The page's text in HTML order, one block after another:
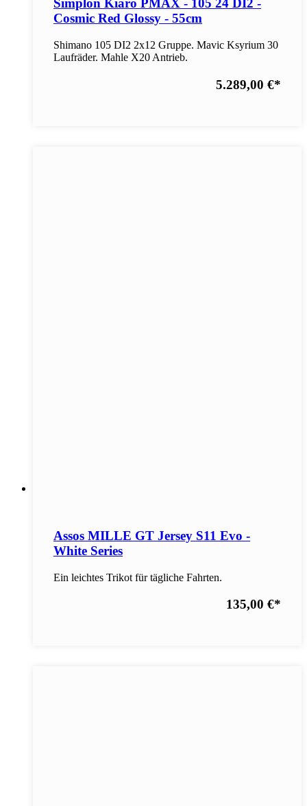
Simplon Kiaro PMAX - 105 24 DI2 -
Cosmic Red Glossy - 55cm
Shimano 105 DI2 2x12 Gruppe. Mavic Ksyrium 30
Laufräder. Mahle X20 Antrieb.
5.289,00 €*
Assos MILLE GT Jersey S11 Evo -
White Series
Ein leichtes Trikot für tägliche Fahrten.
135,00 €*